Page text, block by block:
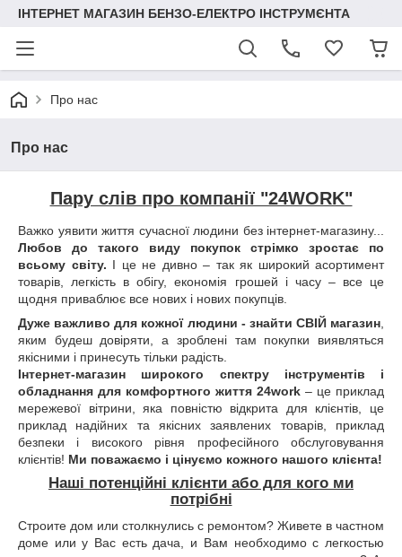
ІНТЕРНЕТ МАГАЗИН БЕНЗО-ЕЛЕКТРО ІНСТРУМЄНТА
Про нас
Про нас
Пару слів про компанії "24WORK"
Важко уявити життя сучасної людини без інтернет-магазину...
Любов до такого виду покупок стрімко зростає по
всьому світу. І це не дивно – так як широкий асортимент
товарів, легкість в обігу, економія грошей і часу – все це
щодня приваблює все нових і нових покупців.
Дуже важливо для кожної людини - знайти СВІЙ магазин
яким будеш довіряти, а зроблені там покупки виявляться
якісними і принесуть тільки радість.
Інтернет-магазин широкого спектру інструментів і
обладнання для комфортного життя 24work – це приклад
мережевої вітрини, яка повністю відкрита для клієнтів, це
приклад надійних та якісних заявлених товарів, приклад
безпеки і високого рівня професійного обслуговування
клієнтів! Ми поважаємо і цінуємо кожного нашого клієнта!
Наші потенційні клієнти або для кого ми
потрібні
Строите дом или столкнулись с ремонтом? Живете в частном
доме или у Вас есть дача, и Вам необходимо с легкостью